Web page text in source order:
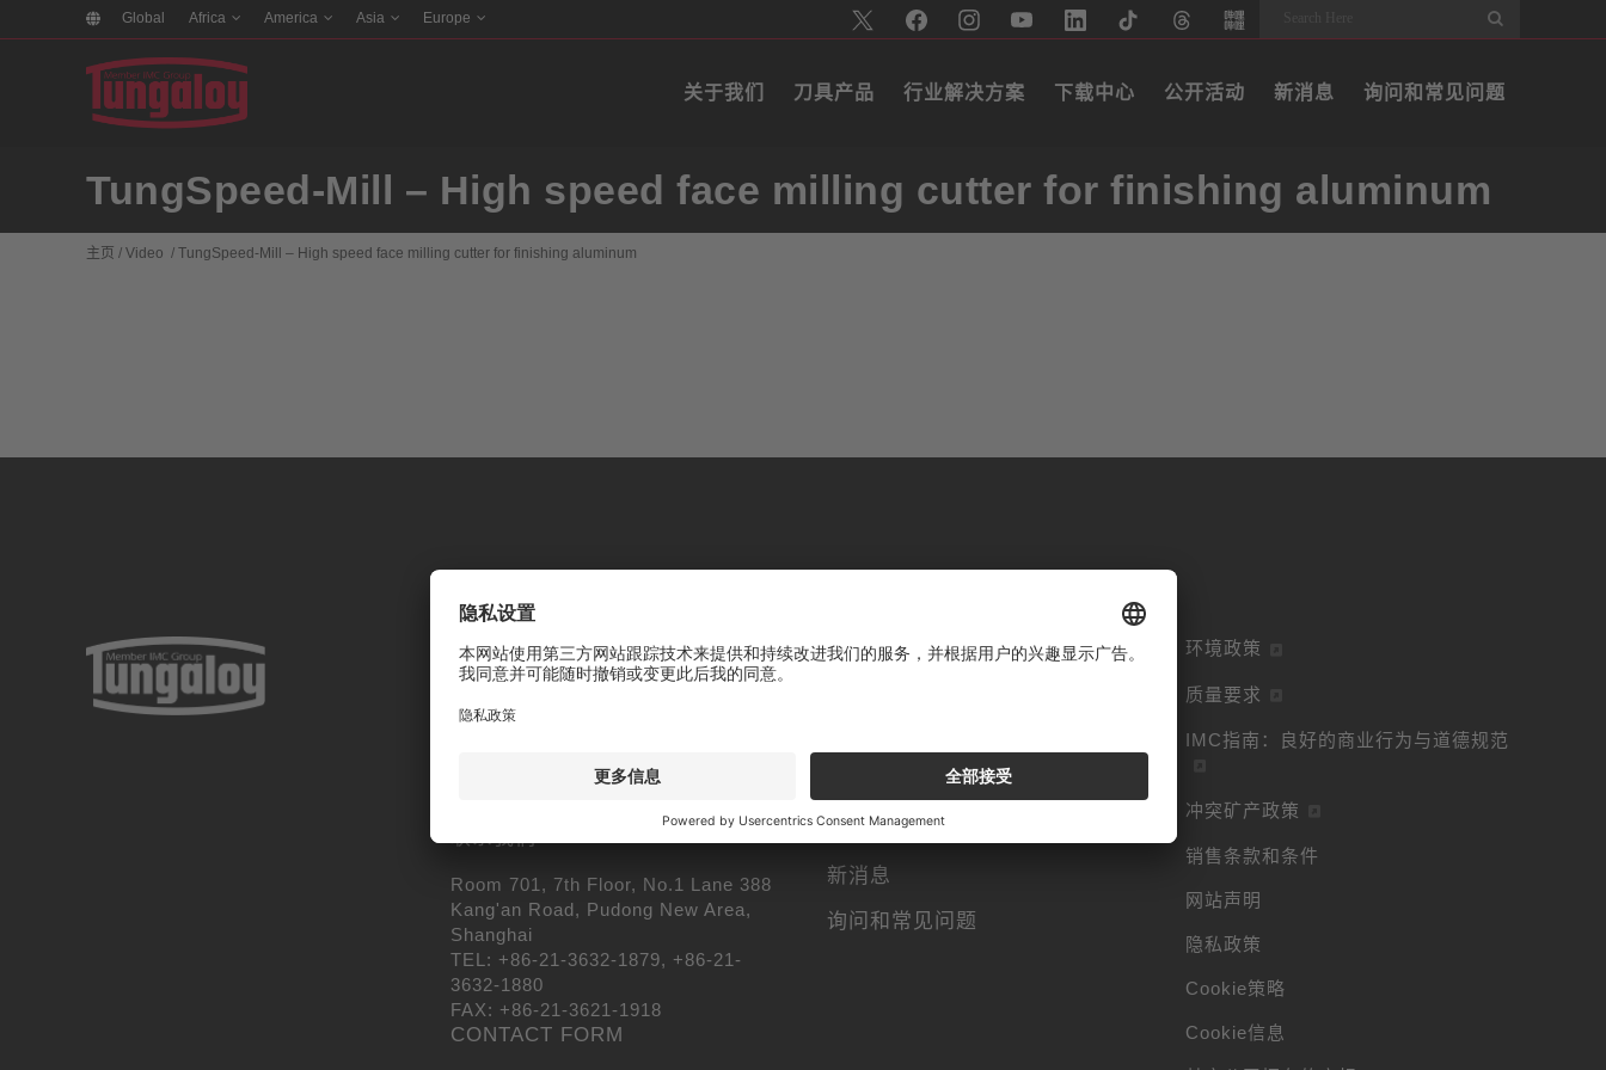
Global Africa America Asia Europe
关于我们 刀具产品 行业解决方案 下载中心 公开活动 新消息 询问和常见问题
TungSpeed-Mill – High speed face milling cutter for finishing aluminum
主页 / Video / TungSpeed-Mill – High speed face milling cutter for finishing aluminum
泰珂洛超硬工具（上海）有限公司
上海市浦东新区康安路388弄陆港联合数创
中心T1座701室
联系我们
Room 701, 7th Floor, No.1 Lane 388
Kang'an Road, Pudong New Area,
Shanghai
TEL: +86-21-3632-1879, +86-21-
3632-1880
FAX: +86-21-3621-1918
CONTACT FORM
关于我们
公开活动
新消息
询问和常见问题
环境政策
质量要求
IMC指南：良好的商业行为与道德规范
冲突矿产政策
销售条款和条件
网站声明
隐私政策
Cookie策略
Cookie信息